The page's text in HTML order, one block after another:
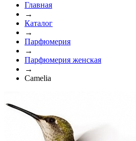
Главная
→
Каталог
→
Парфюмерия
→
Парфюмерия женская
→
Camelia